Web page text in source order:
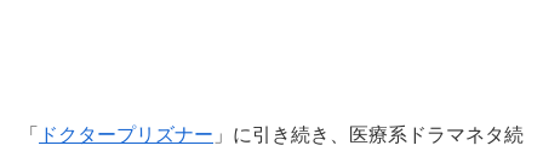
「 ドクタープリズナー 」に引き続き、医療系ドラマネタ続